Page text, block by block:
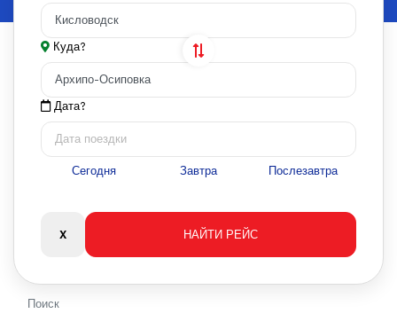
Куда?
Дата?
Сегодня Завтра Послезавтра
Поиск